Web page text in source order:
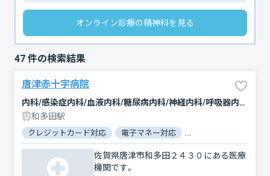
オンライン診療の精神科を見る
47 件の検索結果
唐津赤十字病院
内科/感染症内科/血液内科/糖尿病内科/神経内科/呼吸器内科/循環器科/消化器科/腎臓内科・外科/腫瘍内科・外科/リウマチ科/外科/脳神経外科/呼吸器外科/心臓血管外科/肝臓内科・外科/乳腺外科/整形外科/形成外科/小児科/産婦人科/眼科/耳鼻咽喉科/皮膚科/泌尿器科/精神科・神経科/歯科口腔外科/リハビリテーション/放射線科/臨床検査・病理診断/救急科/麻酔科
和多田駅
クレジットカード対応 電子マネー対応
佐賀県唐津市和多田２４３０にある医療
機関です。